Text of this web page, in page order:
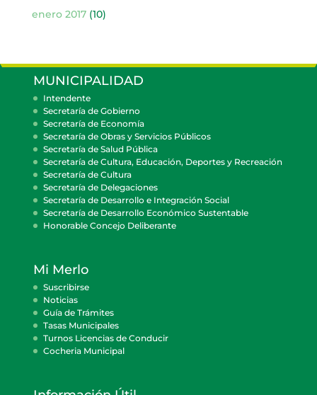
enero 2017(10)
MUNICIPALIDAD
Intendente
Secretaría de Gobierno
Secretaría de Economía
Secretaría de Obras y Servicios Públicos
Secretaría de Salud Pública
Secretaría de Cultura, Educación, Deportes y Recreación
Secretaría de Cultura
Secretaría de Delegaciones
Secretaría de Desarrollo e Integración Social
Secretaría de Desarrollo Económico Sustentable
Honorable Concejo Deliberante
Mi Merlo
Suscribirse
Noticias
Guía de Trámites
Tasas Municipales
Turnos Licencias de Conducir
Cocheria Municipal